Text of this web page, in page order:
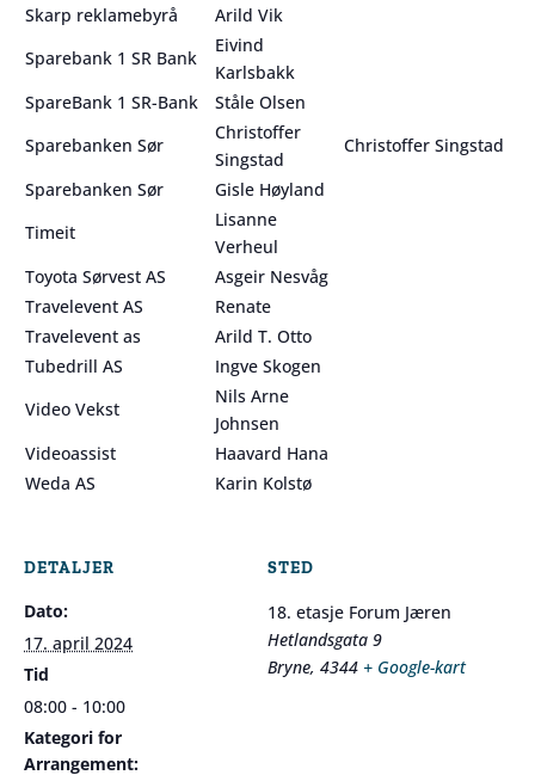
Skarp reklamebyrå
Arild Vik
Sparebank 1 SR Bank
Eivind
Karlsbakk
SpareBank 1 SR-Bank
Ståle Olsen
Sparebanken Sør
Christoffer
Singstad
Christoffer Singstad
Sparebanken Sør
Gisle Høyland
Timeit
Lisanne
Verheul
Toyota Sørvest AS
Asgeir Nesvåg
Travelevent AS
Renate
Travelevent as
Arild T. Otto
Tubedrill AS
Ingve Skogen
Video Vekst
Nils Arne
Johnsen
Videoassist
Haavard Hana
Weda AS
Karin Kolstø
DETALJER
Dato:
17. april 2024
Tid
08:00 - 10:00
Kategori for
Arrangement:
STED
18. etasje Forum Jæren
Hetlandsgata 9
Bryne, 4344 + Google-kart